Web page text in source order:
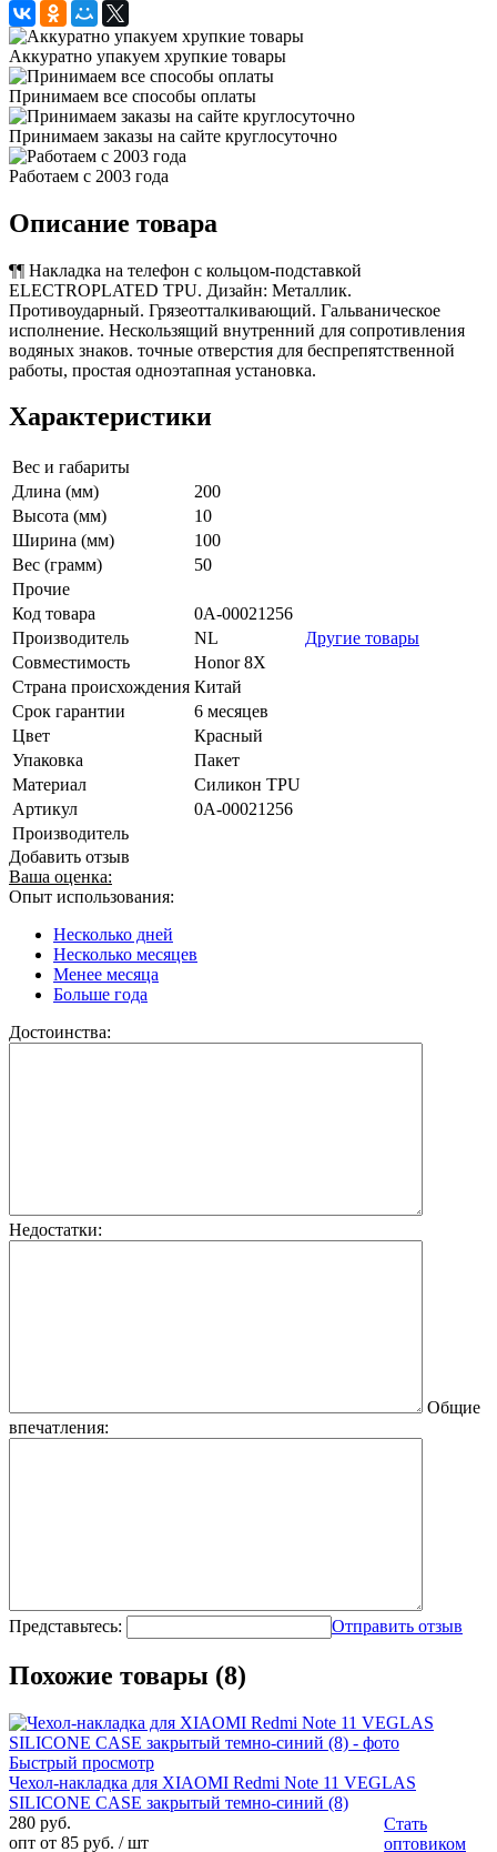
Аккуратно упакуем хрупкие товары
Принимаем все способы оплаты
Принимаем заказы на сайте круглосуточно
Работаем с 2003 года
Описание товара
¶¶ Накладка на телефон с кольцом-подставкой
ELECTROPLATED TPU. Дизайн: Металлик.
Противоударный. Грязеотталкивающий. Гальваническое
исполнение. Нескользящий внутренний для сопротивления
водяных знаков. точные отверстия для беспрепятственной
работы, простая одноэтапная установка.
Характеристики
Вес и габариты
Длина (мм)
200
Высота (мм)
10
Ширина (мм)
100
Вес (грамм)
50
Прочие
Код товара
0А-00021256
Производитель
NL
Другие товары
Совместимость
Honor 8X
Страна происхождения Китай
Срок гарантии
6 месяцев
Цвет
Красный
Упаковка
Пакет
Материал
Силикон TPU
Артикул
0А-00021256
Производитель
Добавить отзыв
Ваша оценка:
Опыт использования:
Несколько дней
Несколько месяцев
Менее месяца
Больше года
Достоинства:
Недостатки:
Общие
впечатления:
Представьтесь: Отправить отзыв
Похожие товары (8)
Быстрый просмотр
Чехол-накладка для XIAOMI Redmi Note 11 VEGLAS
SILICONE CASE закрытый темно-синий (8)
280 руб.
опт от 85 руб. / шт
Стать
оптовиком